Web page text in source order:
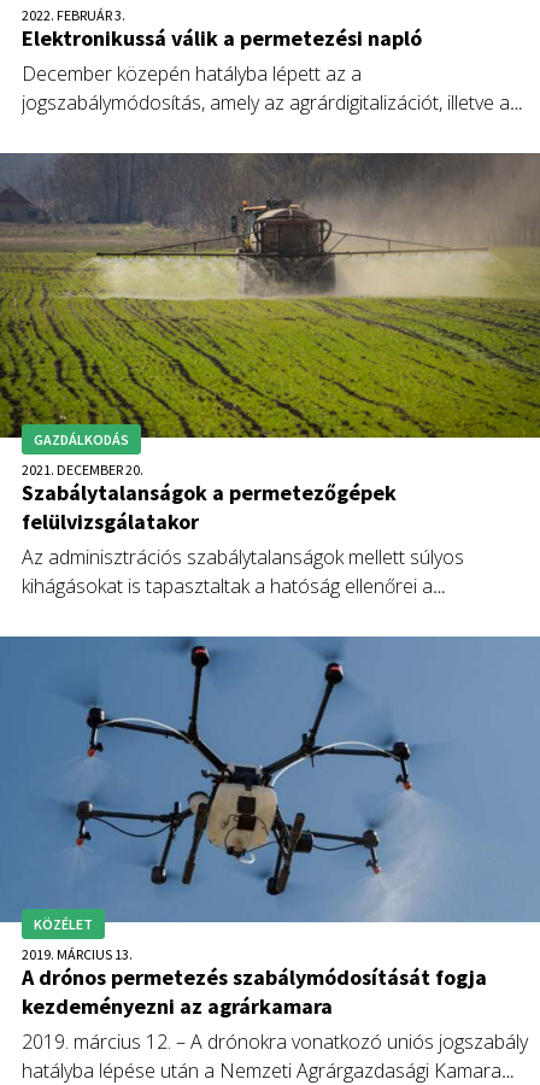
2022. FEBRUÁR 3.
Elektronikussá válik a permetezési napló
December közepén hatályba lépett az a
jogszabálymódosítás, amely az agrárdigitalizációt, illetve a
GAZDÁLKODÁS
2021. DECEMBER 20.
Szabálytalanságok a permetezőgépek
felülvizsgálatakor
Az adminisztrációs szabálytalanságok mellett súlyos
kihágásokat is tapasztaltak a hatóság ellenőrei a
KÖZÉLET
2019. MÁRCIUS 13.
A drónos permetezés szabálymódosítását fogja
kezdeményezni az agrárkamara
2019. március 12. – A drónokra vonatkozó uniós jogszabály
hatályba lépése után a Nemzeti Agrárgazdasági Kamara